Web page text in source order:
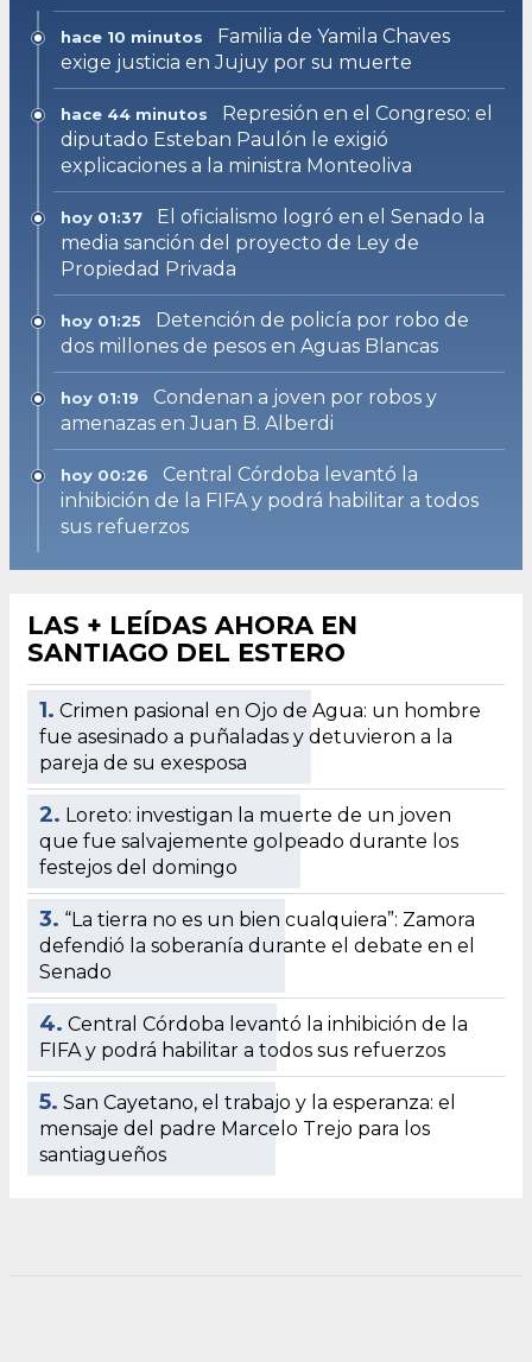
hace 10 minutos
Familia de Yamila Chaves
exige justicia en Jujuy por su muerte
hace 44 minutos
Represión en el Congreso: el
diputado Esteban Paulón le exigió
explicaciones a la ministra Monteoliva
hoy 01:37
El oficialismo logró en el Senado la
media sanción del proyecto de Ley de
Propiedad Privada
hoy 01:25
Detención de policía por robo de
dos millones de pesos en Aguas Blancas
hoy 01:19
Condenan a joven por robos y
amenazas en Juan B. Alberdi
hoy 00:26
Central Córdoba levantó la
inhibición de la FIFA y podrá habilitar a todos
sus refuerzos
LAS + LEÍDAS AHORA EN
SANTIAGO DEL ESTERO
1. Crimen pasional en Ojo de Agua: un hombre
fue asesinado a puñaladas y detuvieron a la
pareja de su exesposa
2. Loreto: investigan la muerte de un joven
que fue salvajemente golpeado durante los
festejos del domingo
3. “La tierra no es un bien cualquiera”: Zamora
defendió la soberanía durante el debate en el
Senado
4. Central Córdoba levantó la inhibición de la
FIFA y podrá habilitar a todos sus refuerzos
5. San Cayetano, el trabajo y la esperanza: el
mensaje del padre Marcelo Trejo para los
santiagueños